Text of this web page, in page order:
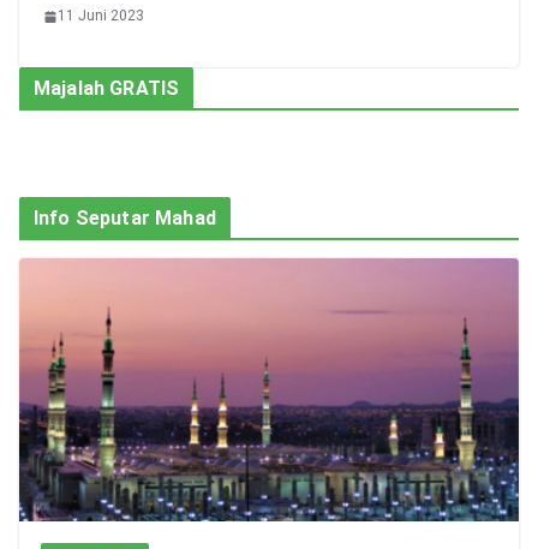
11 Juni 2023
Majalah GRATIS
Info Seputar Mahad